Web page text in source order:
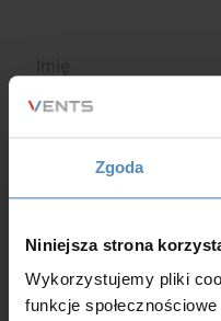
Zgoda
Niniejsza strona
Wykorzystujemy pliki
funkcje